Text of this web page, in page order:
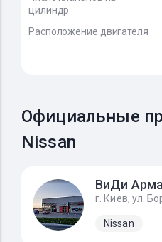
цилиндр
Расположение двигателя
Официальные
Nissan
ВиДи
Nissan